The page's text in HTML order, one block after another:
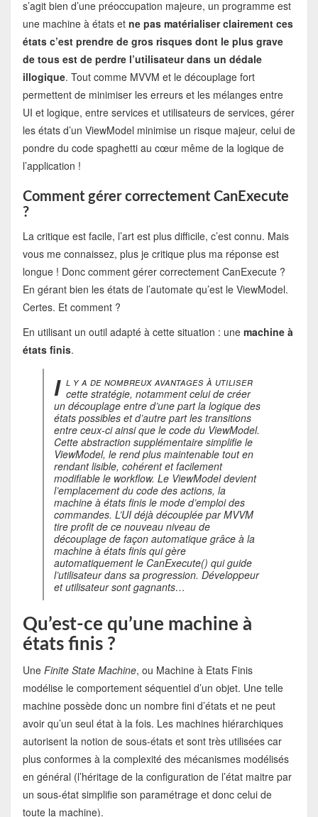
s’agit bien d’une préoccupation majeure, un programme est
une machine à états et ne pas matérialiser clairement ces
états c’est prendre de gros risques dont le plus grave
de tous est de perdre l’utilisateur dans un dédale
illogique. Tout comme MVVM et le découplage fort
permettent de minimiser les erreurs et les mélanges entre
UI et logique, entre services et utilisateurs de services, gérer
les états d’un ViewModel minimise un risque majeur, celui de
pondre du code spaghetti au cœur même de la logique de
l’application !
Comment gérer correctement CanExecute
?
La critique est facile, l’art est plus difficile, c’est connu. Mais
vous me connaissez, plus je critique plus ma réponse est
longue ! Donc comment gérer correctement CanExecute ?
En gérant bien les états de l’automate qu’est le ViewModel.
Certes. Et comment ?
En utilisant un outil adapté à cette situation : unemachine à
états finis.
I l y a de nombreux avantages à utiliser
cette stratégie, notamment celui de créer
un découplage entre d’une part la logique des
états possibles et d’autre part les transitions
entre ceux-ci ainsi que le code du ViewModel.
Cette abstraction supplémentaire simplifie le
ViewModel, le rend plus maintenable tout en
rendant lisible, cohérent et facilement
modifiable le workflow. Le ViewModel devient
l’emplacement du code des actions, la
machine à états finis le mode d’emploi des
commandes. L’UI déjà découplée par MVVM
tire profit de ce nouveau niveau de
découplage de façon automatique grâce à la
machine à états finis qui gère
automatiquement le CanExecute() qui guide
l’utilisateur dans sa progression. Développeur
et utilisateur sont gagnants…
Qu’est-ce qu’une machine à
états finis ?
Une Finite State Machine, ou Machine à Etats Finis
modélise le comportement séquentiel d’un objet. Une telle
machine possède donc un nombre fini d’états et ne peut
avoir qu’un seul état à la fois. Les machines hiérarchiques
autorisent la notion de sous-états et sont très utilisées car
plus conformes à la complexité des mécanismes modélisés
en général (l’héritage de la configuration de l’état maitre par
un sous-état simplifie son paramétrage et donc celui de
toute la machine).